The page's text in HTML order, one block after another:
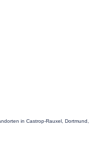
in Castrop-Rauxel, Dortmund,